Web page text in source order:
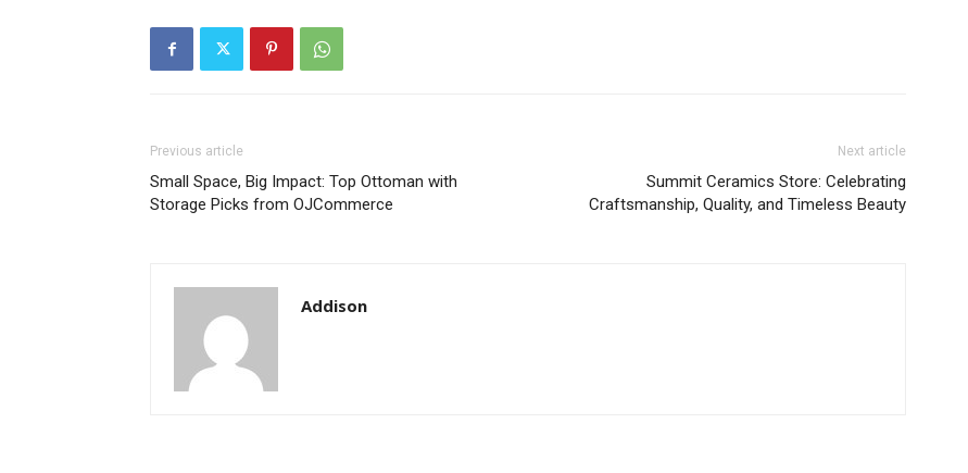
Previous article
Small Space, Big Impact: Top Ottoman with
Storage Picks from OJCommerce
Next article
Summit Ceramics Store: Celebrating
Craftsmanship, Quality, and Timeless Beauty
Addison